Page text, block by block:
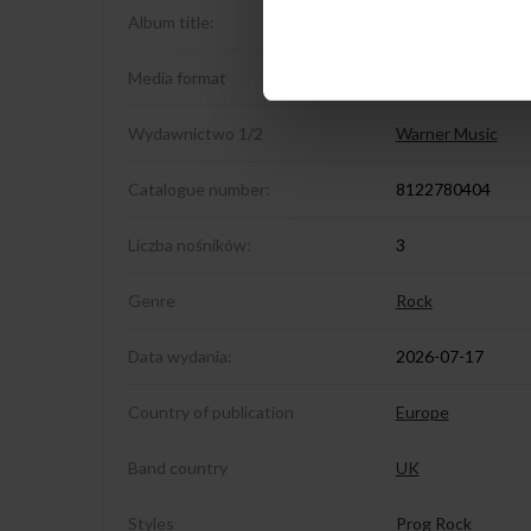
Album title:
Media format
Wydawnictwo 1/2 Warner Music
Catalogue number: 8122780404
Liczba nośników: 3
Genre Rock
Data wydania: 2026-07-17
Country of publication Europe
Band country UK
Styles Prog Rock